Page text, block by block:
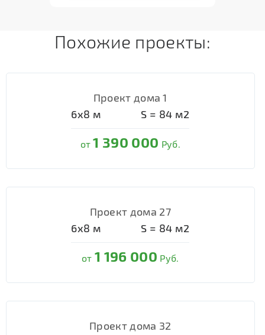
Похожие проекты:
Проект дома 1
6х8 м S = 84 м2
от1 390 000 Руб.
Проект дома 27
6х8 м S = 84 м2
от 1 196 000 Руб.
Проект дома 32